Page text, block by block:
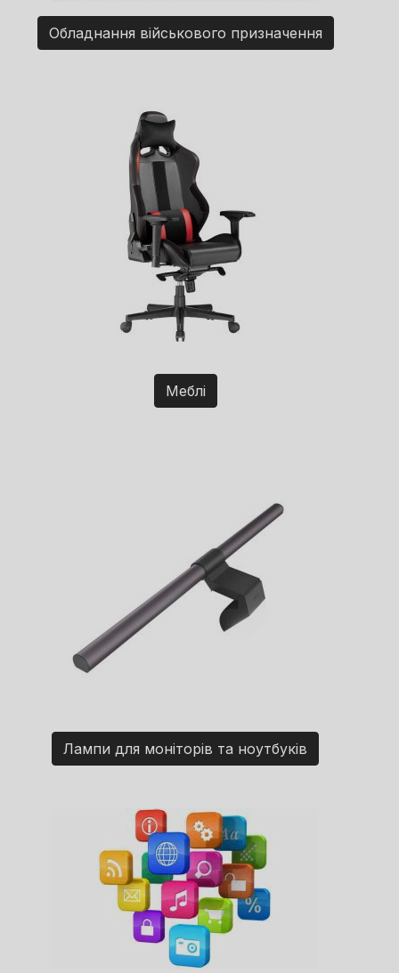
Обладнання військового призначення
Меблі
Лампи для моніторів та ноутбуків